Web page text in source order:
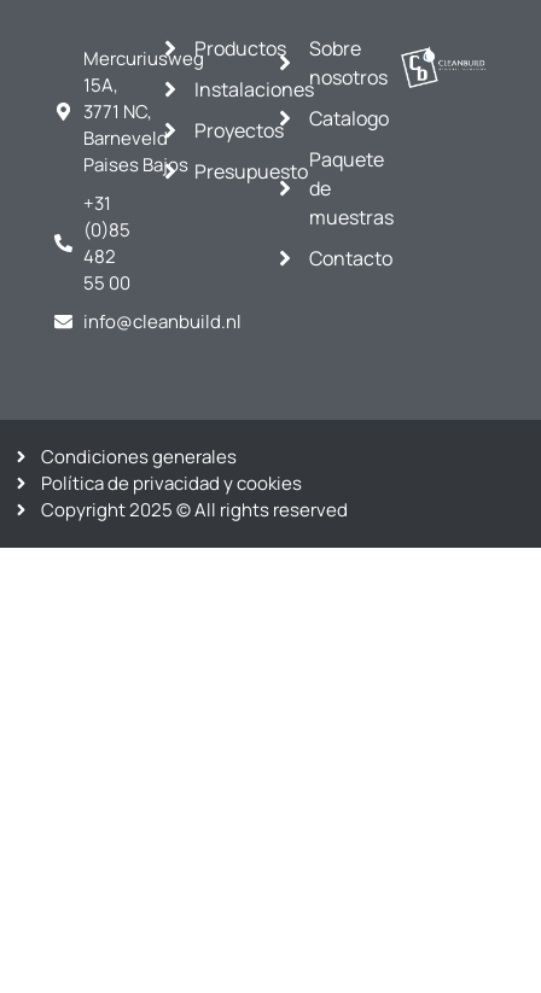
Mercuriusweg
15A,
3771 NC,
Barneveld
Paises Bajos
+31
(0)85
482
55 00
info@cleanbuild.nl
Productos
Instalaciones
Proyectos
Presupuesto
Sobre
nosotros
Catalogo
Paquete
de
muestras
Contacto
Condiciones generales
Política de privacidad y cookies
Copyright 2025 © All rights reserved